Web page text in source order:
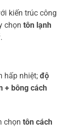
kiến trúc công
chọn tôn lạnh
hấp nhiệt; độ
+ bông cách
chọn tôn cách